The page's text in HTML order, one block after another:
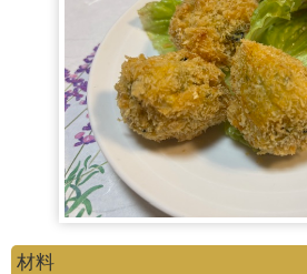
材料